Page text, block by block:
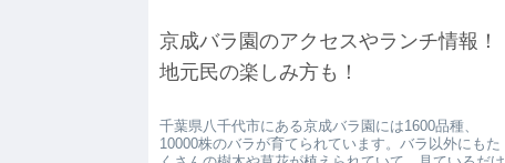
京成バラ園のアクセスやランチ情報！
地元民の楽しみ方も！
千葉県八千代市にある京成バラ園には1600品種、
10000株のバラが育てられています。バラ以外にもた